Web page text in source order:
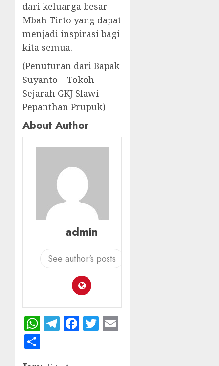
dari keluarga besar
Mbah Tirto yang dapat
menjadi inspirasi bagi
kita semua.
(Penuturan dari Bapak
Suyanto – Tokoh
Sejarah GKJ Slawi
Pepanthan Prupuk)
About Author
admin
See author's posts
WhatsApp
Telegram
Facebook
Twitter